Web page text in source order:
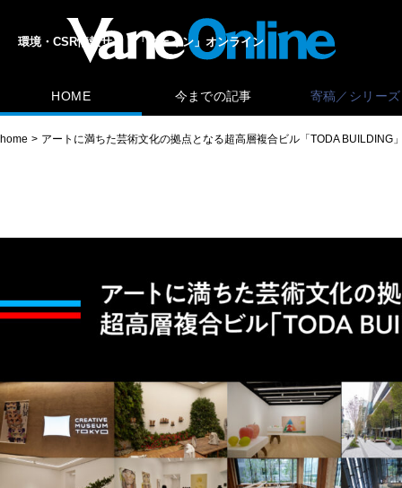
環境・CSR情報サイト「ヴェイン」オンライン
HOME 今までの記事 寄稿／シリーズ
home アートに満ちた芸術文化の拠点となる超高層複合ビル「TODA BUILDING